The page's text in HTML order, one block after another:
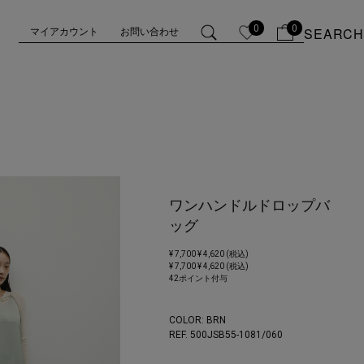
マイアカウント お問い合わせ 0 0 SEARCH
ワンハンドルドロップバ
ッグ
¥ 7,700¥ 4,620 (税込)
¥ 7,700¥ 4,620 (税込)
42ポイント付与
COLOR: BRN
REF. 500JSB55-1081/060